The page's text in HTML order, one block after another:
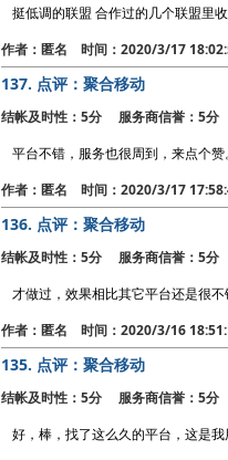
挺低调的联盟 合作过的几个联盟里
作者：匿名 时间：2020/3/17
137. 点评：聚合移动
结帐及时性：5分 服务商信誉：5
平台不错，服务也很周到，来点个赞。
作者：匿名 时间：2020/3/17
136. 点评：聚合移动
结帐及时性：5分 服务商信誉：5
才做过，效果相比其它平台还是很不
作者：匿名 时间：2020/3/16
135. 点评：聚合移动
结帐及时性：5分 服务商信誉：5
好，棒，找了这么久的平台，这是我